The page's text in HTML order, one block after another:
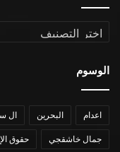
التصنيفات
الوسوم
اعدام البحرين ال
جمال خاشقجي حقوق